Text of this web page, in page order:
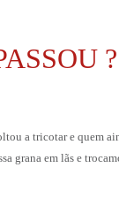
?
a tricotar e quem
grana em lãs e